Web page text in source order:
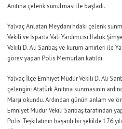
Anıtına çelenk sunulması ile başladı.
Yalvaç Anlatan Meydanı’ndaki çelenk
Vekili ve Isparta Vali Yardımcısı Haluk
Vekili D. Ali Sarıbaş ve kurum amirleri ile
görev yapan Polis Memurları katıldı.
Yalvaç İlçe Emniyet Müdür Vekili D. Ali
çelengini Atatürk Anıtına sunmasının
Marşı okundu. Ardından günün anlam ve
Emniyet Müdür Vekili Sarıbaş tarafından
Polis Teşkilatının başarılı bir şekilde 176